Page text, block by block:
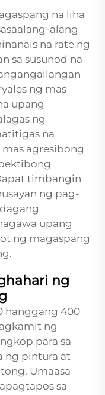
na liha
alang
na rate ng
sa susunod na
ng mas
upang
ng
na
agresibong
timbangin
ng pag-
upang
ng magaspang
ng
hanggang 400
ng
para sa
ng pintura at
Umaasa
sa